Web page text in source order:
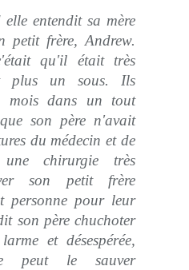
entendit sa mère
petit frère, Andrew.
qu'il était très
plus un sous. Ils
mois dans un tout
son père n'avait
du médecin et de
chirurgie très
son petit frère
personne pour leur
son père chuchoter
et désespérée,
peut le sauver